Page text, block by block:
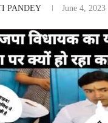
PANDEY June 4, 2023